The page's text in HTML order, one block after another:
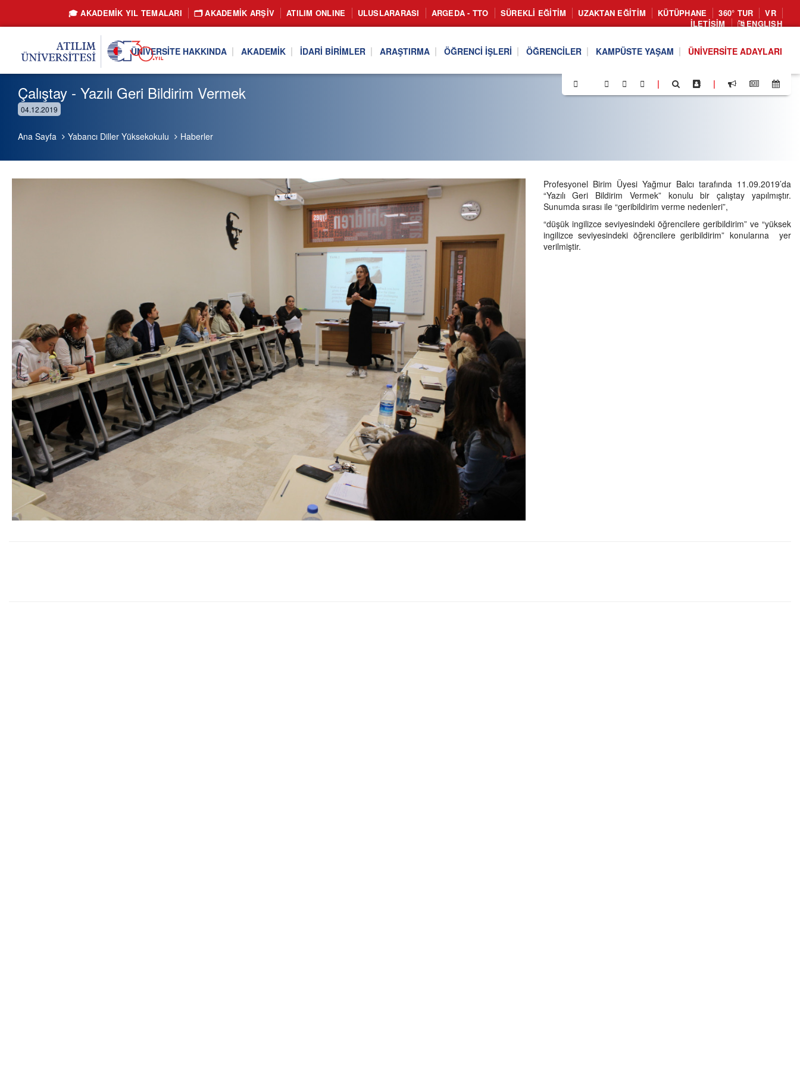
🎓 AKADEMİK YIL TEMALARI 🗂️ AKADEMIK ARŞIV ATILIM ONLINE ULUSLARARASI ARGEDA - TTO SÜREKLI EĞITIM UZAKTAN EĞITIM KÜTÜPHANE 360° TUR
VR
İLETIŞIM
ENGLISH
ÜNIVERSITE HAKKINDA AKADEMIK İDARI BIRIMLER ARAŞTIRMA ÖĞRENCI İŞLERI ÖĞRENCILER KAMPÜSTE YAŞAM ÜNIVERSITE ADAYLARI
| |
Çalıştay - Yazılı Geri Bildirim Vermek
04.12.2019
Ana Sayfa Yabancı Diller Yüksekokulu Haberler
Profesyonel Birim Üyesi Yağmur Balcı tarafında 11.09.2019’da
“Yazılı Geri Bildirim Vermek” konulu bir çalıştay yapılmıştır.
Sunumda sırası ile “geribildirim verme nedenleri”,
“düşük ingilizce seviyesindeki öğrencilere geribildirim” ve “yüksek
ingilizce seviyesindeki öğrencilere geribildirim” konularına yer
verilmiştir.